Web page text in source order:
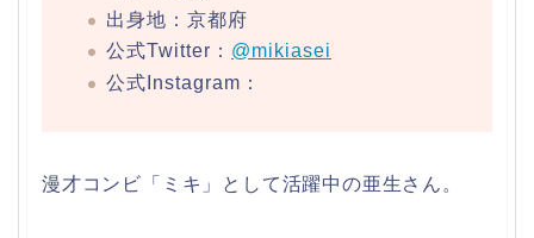
出身地：京都府
公式Twitter： @mikiasei
公式Instagram：
漫才コンビ「ミキ」として活躍中の亜生さん。